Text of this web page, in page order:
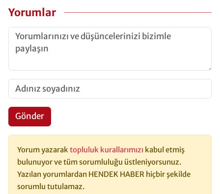
Yorumlar
Gönder
Yorum yazaraktopluluk kurallarımızı kabul etmiş
bulunuyor ve tüm sorumluluğu üstleniyorsunuz.
Yazılan yorumlardan HENDEK HABER hiçbir şekilde
sorumlu tutulamaz.